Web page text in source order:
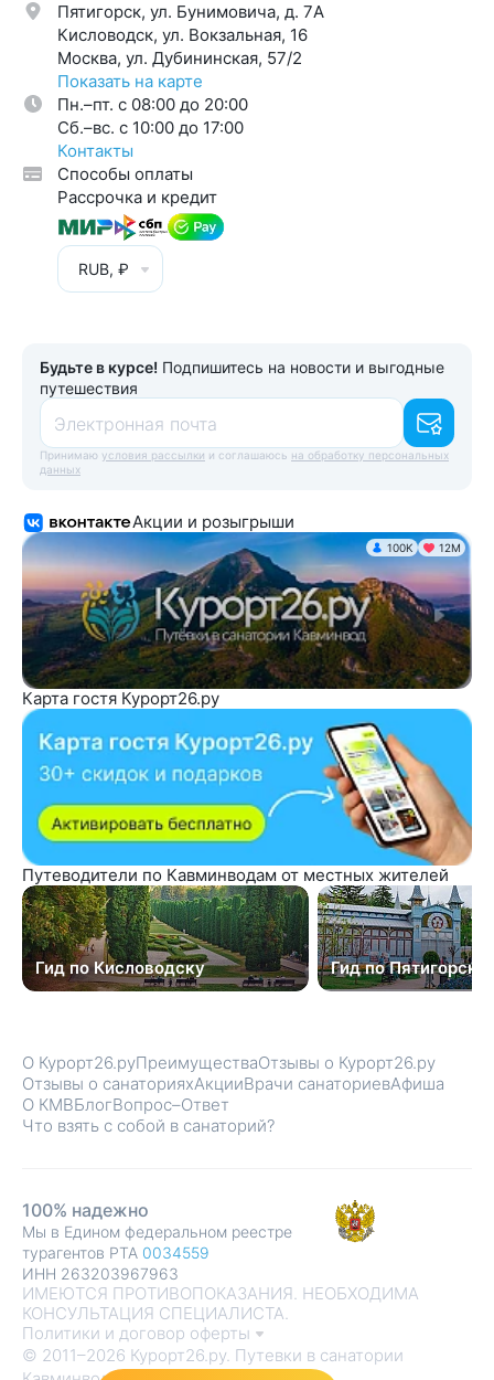
Пятигорск, ул. Бунимовича, д. 7A
Кисловодск, ул. Вокзальная, 16
Москва, ул. Дубининская, 57/2
Показать на карте
Пн.–пт. с 08:00 до 20:00
Cб.–вс. с 10:00 до 17:00
Контакты
Способы оплаты
Рассрочка и кредит
RUB, ₽
Будьте в курсе! Подпишитесь на новости и выгодные
путешествия
Электронная почта
Принимаю условия рассылки и соглашаюсь на обработку персональных
данных
Акции и розыгрыши
100K 12М
Карта гостя Курорт26.ру
Путеводители по Кавминводам от местных жителей
Гид по Кисловодску Гид по Пятигорску
О Курорт26.руПреимуществаОтзывы о Курорт26.ру
Отзывы о санаторияхАкцииВрачи санаториевАфиша
О КМВБлогВопрос–Ответ
Что взять с собой в санаторий?
ИМЕЮТСЯ ПРОТИВОПОКАЗАНИЯ. НЕОБХОДИМА
КОНСУЛЬТАЦИЯ СПЕЦИАЛИСТА.
Политики и договор оферты
© 2011–2026 Курорт26.ру. Путевки в санатории
100% надежно
Мы в Едином федеральном реестре
турагентов РТА 0034559
ИНН 263203967963